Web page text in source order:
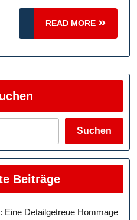
Auswirkungen
READ MORE
READ
MORE
Suchen
Beiträge
Eine Detailgetreue Hommage